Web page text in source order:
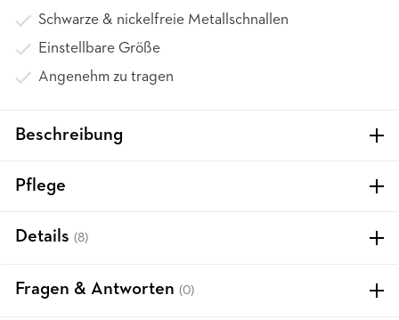
Schwarze & nickelfreie Metallschnallen
Einstellbare Größe
Angenehm zu tragen
Beschreibung
Pflege
Details (8)
Fragen & Antworten (0)